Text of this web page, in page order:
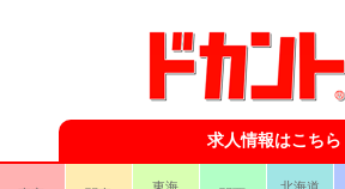
求人情報はこちら